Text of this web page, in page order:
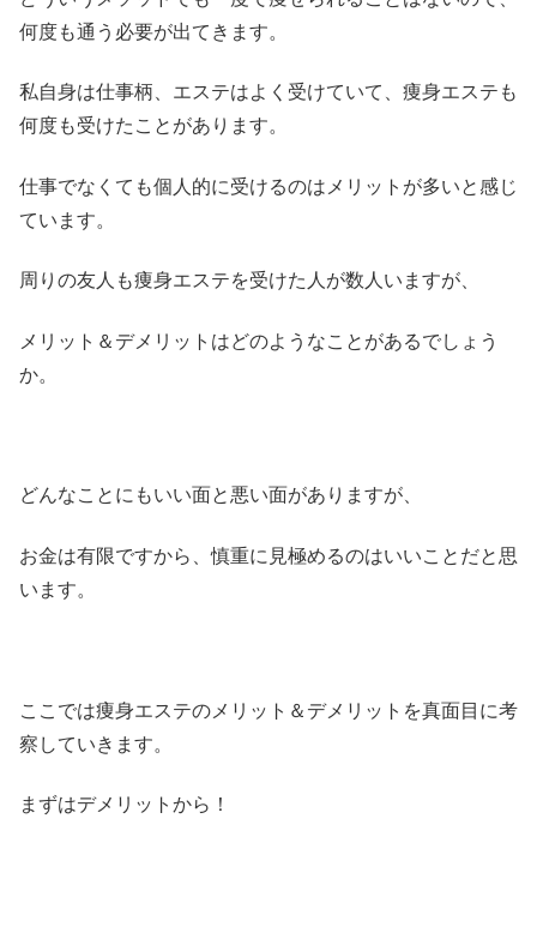
何度も通う必要が出てきます。
私自身は仕事柄、エステはよく受けていて、痩身エステも
何度も受けたことがあります。
仕事でなくても個人的に受けるのはメリットが多いと感じ
ています。
周りの友人も痩身エステを受けた人が数人いますが、
メリット＆デメリットはどのようなことがあるでしょう
か。
どんなことにもいい面と悪い面がありますが、
お金は有限ですから、慎重に見極めるのはいいことだと思
います。
ここでは痩身エステのメリット＆デメリットを真面目に考
察していきます。
まずはデメリットから！